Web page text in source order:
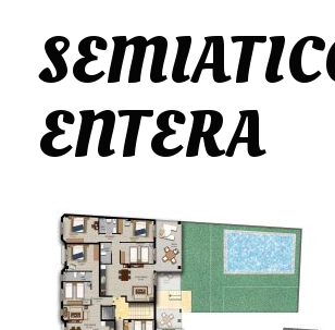
ENTERA